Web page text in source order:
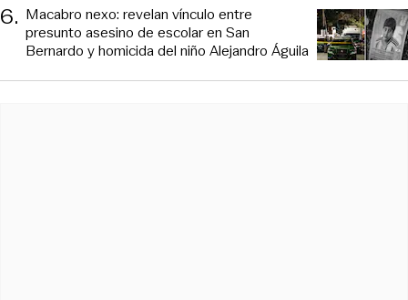
6. Macabro nexo: revelan vínculo entre
presunto asesino de escolar en San
Bernardo y homicida del niño Alejandro Águila